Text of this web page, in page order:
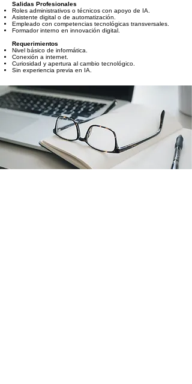
Salidas Profesionales
Roles administrativos o técnicos con apoyo de IA.
Asistente digital o de automatización.
Empleado con competencias tecnológicas transversales.
Formador interno en innovación digital.
Requerimientos
Nivel básico de informática.
Conexión a internet.
Curiosidad y apertura al cambio tecnológico.
Sin experiencia previa en IA.